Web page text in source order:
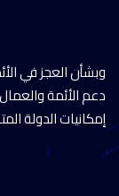
وبشأن العجز في
دعم الأئمة
إمكانيات الدولة